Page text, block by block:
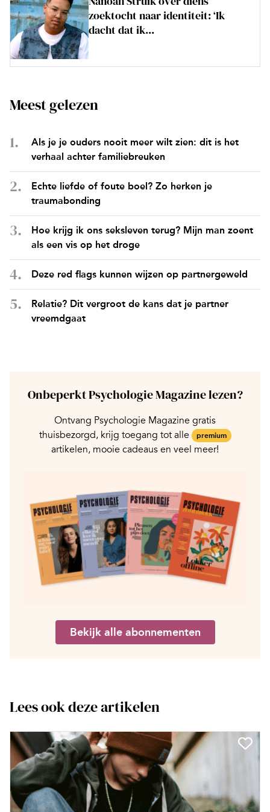
zoektocht naar identiteit: ‘Ik
dacht dat ik...
Meest gelezen
Als je je ouders nooit meer wilt zien: dit is het
verhaal achter familiebreuken
Echte liefde of foute boel? Zo herken je
traumabonding
Hoe krijg ik ons seksleven terug? Mijn man zoent
als een vis op het droge
Deze red flags kunnen wijzen op partnergeweld
Relatie? Dit vergroot de kans dat je partner
vreemdgaat
Onbeperkt Psychologie Magazine lezen?
Ontvang Psychologie Magazine gratis
thuisbezorgd, krijg toegang tot alle
premium
artikelen, mooie cadeaus en veel meer!
Bekijk alle abonnementen
Lees ook deze artikelen